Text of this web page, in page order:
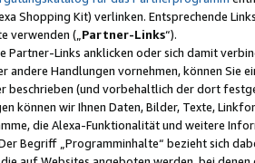
Shopping Kit) verlinken. Entsprechende
verwenden („ Partner-Links“).
Partner-Links anklicken oder sich damit
andere Handlungen vornehmen, können Sie
beschrieben (und vorbehaltlich der dort
können wir Ihnen Daten, Bilder, Texte,
die Alexa-Funktionalität und weitere
Begriff „Programminhalte“ bezieht sich